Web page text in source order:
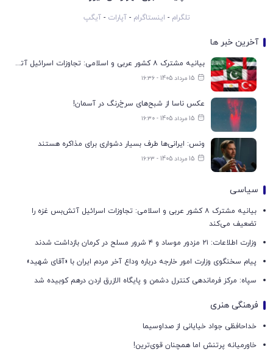
تلگرام - اینستاگرام -آپارات -آیگپ
آخرین خبر ها
بیانیه مشترک ۸ کشور عربی و اسلامی: تجاوزات اسرائیل آتش‌بس غزه را تضعیف می‌کند
15 مرداد 1405 - ۱۶:۳۶
عکس ناسا از شبح‌های سرخ‌رنگ در آسمان!
15 مرداد 1405 - ۱۶:۳۰
ونس: ایرانی‌ها طرف بسیار دشواری برای مذاکره هستند
15 مرداد 1405 - ۱۶:۲۳
سیاسی
بیانیه مشترک ۸ کشور عربی و اسلامی: تجاوزات اسرائیل آتش‌بس غزه را
تضعیف می‌کند
وزارت اطلاعات: ۲۱ مزدور موساد و ۴ شرور مسلح در کرمان بازداشت شدند
پیام سخنگوی وزارت امور خارجه درباره وداع آخر مردم ایران با «آقای شهید»
سپاه: مرکز فرماندهی کنترل دشمن و پایگاه الازرق اردن درهم کوبیده شد
فرهنگی هنری
خداحافظی جواد خیایانی از صداوسیما
خاورمیانه پرتنش اما همچنان قوی‌ترین!